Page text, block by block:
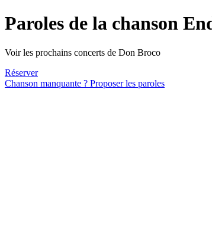
Paroles de la chanson
Voir les prochains concerts de Don Broco
Réserver
Chanson manquante ? Proposer les paroles